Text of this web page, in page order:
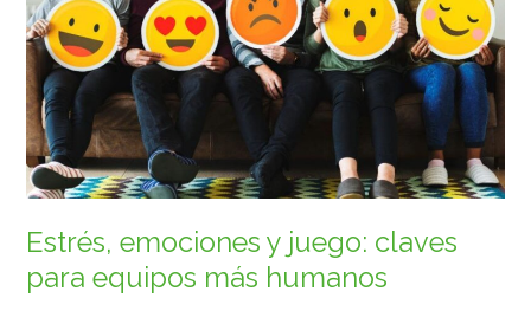
Estrés, emociones y juego: claves
para equipos más humanos
y
juego:
claves
para
equipos
más
humanos